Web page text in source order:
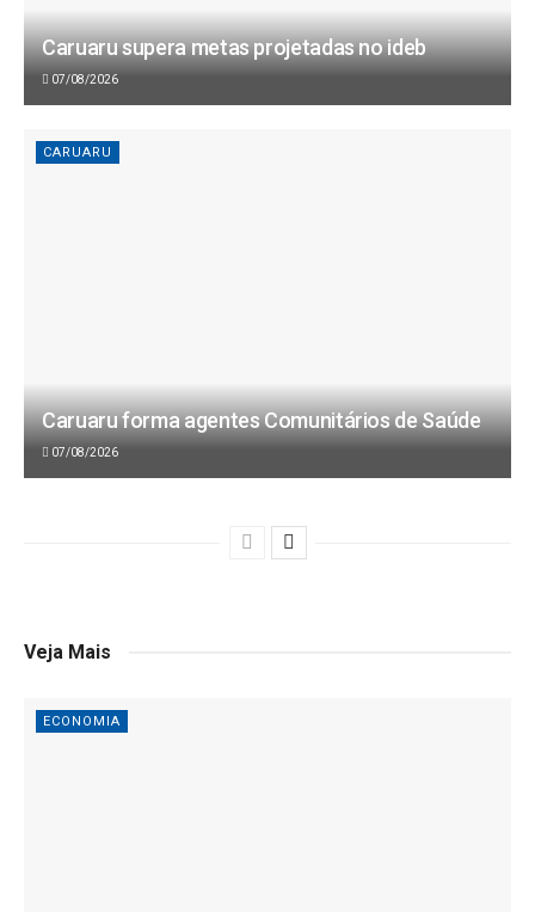
Caruaru supera metas projetadas no ideb
07/08/2026
CARUARU
Caruaru forma agentes Comunitários de Saúde
07/08/2026
Veja Mais
ECONOMIA